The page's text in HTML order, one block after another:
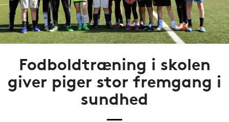
Fodboldtræning i skolen
giver piger stor fremgang i
sundhed